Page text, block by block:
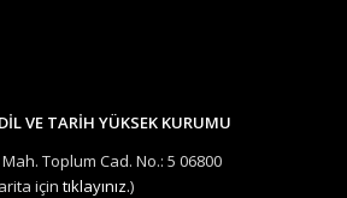
VE TARİH YÜKSEK KURUMU
Toplum Cad. No.: 5 06800
için tıklayınız.)